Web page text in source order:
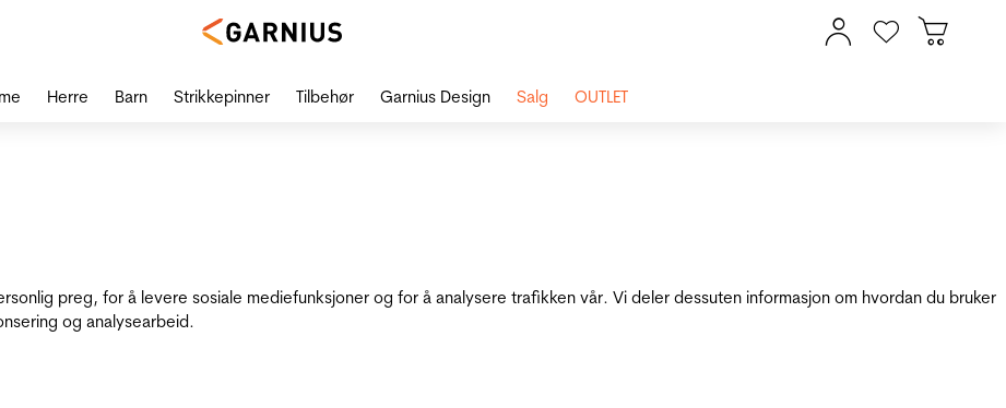
preg, for å levere sosiale mediefunksjoner og for å analysere trafikken vår. Vi deler dessuten informasjon om hvordan du bruker
og analysearbeid.
Herre Barn Strikkepinner Tilbehør Garnius Design Salg OUTLET